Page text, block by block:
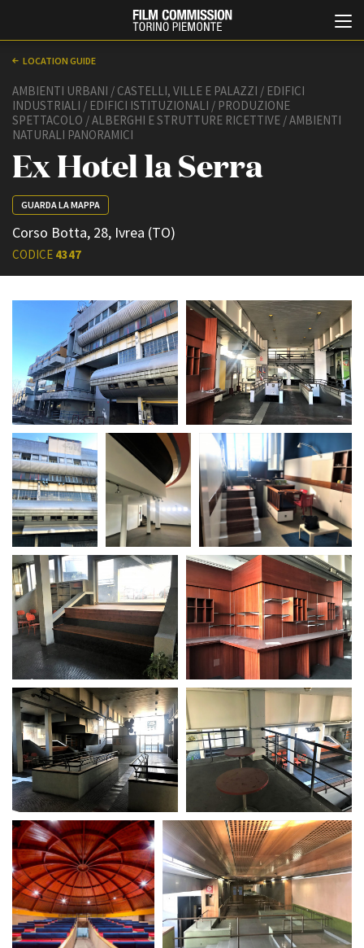
ABOUT
Storia della Fondazione
La sede
Partner
Rete regionale
Bilancio sociale
Amministrazione
trasparente
Bandi e gare
Sostenibilità ambientale
SERVIZI
Servizi generali
Location scouting
Spazi nella sede FCTP
Sala Casting
Sala Paolo Tenna
FILM FUNDS
Piemonte Film Tv Fund
Piemonte Film Tv
Development Fund
Piemonte Doc Film Fund
Short Film Fund
PRODUCTION GUIDE
Società di produzione
Strutture di servizio
Professionisti
Attrici-Attori
Beginners
LOCATION GUIDE
TFI Torino Film Industry -
Production Days
Avenue Cove - Erasmus +
Guarda che storia!
La Grazia - Immagini e
location della Torino di Paolo
Sorrentino
Open Day
Ciak in TOur!
FESTIVAL, MARKETS,
AWARDS
International Film Festival
Rotterdam
Berlinale Internationalen
Filmfestspiele Berlin
Festival de Cannes
Biografilm Festival - Bio to B
Industry Days
Locarno Film Festival
Mostra Internazionale d’Arte
Cinematografica Venezia
Toronto International Film
Festa del Cinema di Roma
Torino Film Festival
David di Donatello
Nastri d’Argento
Premio Solinas
STRUMENTI
Location - Accedi al tuo
profilo
Location - Nuovo utente
Newsletter
Lavora con noi
LOCATION GUIDE
AMBIENTI URBANI / CASTELLI, VILLE E PALAZZI / EDIFICI
INDUSTRIALI / EDIFICI ISTITUZIONALI / PRODUZIONE
SPETTACOLO / ALBERGHI E STRUTTURE RICETTIVE / AMBIENTI
NATURALI PANORAMICI
Ex Hotel la Serra
GUARDA LA MAPPA
Corso Botta, 28, Ivrea (TO)
CODICE 4347